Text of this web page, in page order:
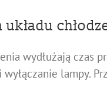
wydłużają czas
lampy.